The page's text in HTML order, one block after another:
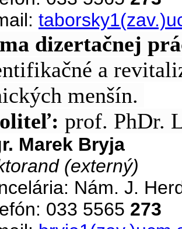
dizertačnej
a
menšín.
prof. PhDr.
Marek Bryja
(externý)
Nám. J.
033 5565 273